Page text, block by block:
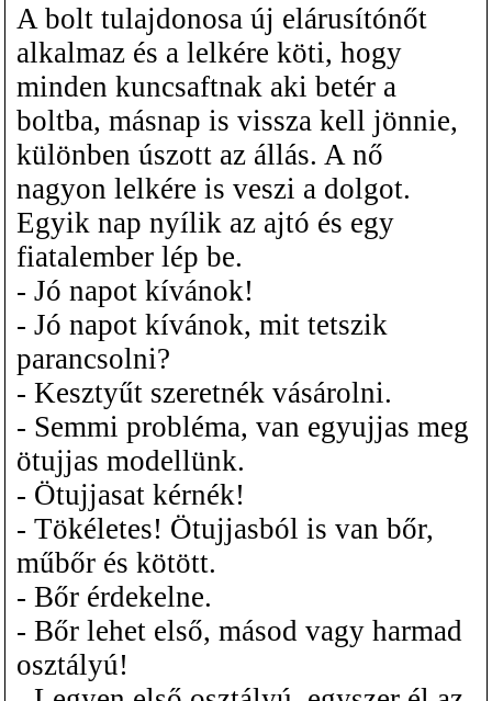
A bolt tulajdonosa új elárusítónőt
alkalmaz és a lelkére köti, hogy
minden kuncsaftnak aki betér a
boltba, másnap is vissza kell jönnie,
különben úszott az állás. A nő
nagyon lelkére is veszi a dolgot.
Egyik nap nyílik az ajtó és egy
fiatalember lép be.
- Jó napot kívánok!
- Jó napot kívánok, mit tetszik
parancsolni?
- Kesztyűt szeretnék vásárolni.
- Semmi probléma, van egyujjas meg
ötujjas modellünk.
- Ötujjasat kérnék!
- Tökéletes! Ötujjasból is van bőr,
műbőr és kötött.
- Bőr érdekelne.
- Bőr lehet első, másod vagy harmad
osztályú!